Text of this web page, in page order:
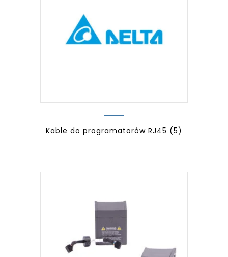
Kable do programatorów RJ45 (5)